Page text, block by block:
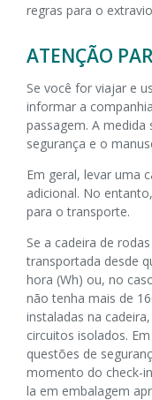
regras para o
ATENÇÃO
Se você for viajar e
informar a
passagem. A medida
segurança e o
Em geral, levar uma
adicional. No
para o transporte.
Se a cadeira de
transportada desde
hora (Wh) ou, no
não tenha mais de
instaladas na
circuitos isolados.
questões de
momento do check-
la em embalagem